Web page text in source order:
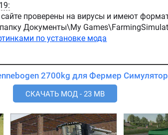
Как установить мод для FS 19:
проверены на вирусы и имеют
папку Документы\My
по установке мода
СКАЧАТЬ МОД - 23 MB